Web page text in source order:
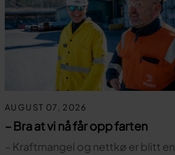
AUGUST 07, 2026
– Bra at vi nå får opp farten
– Kraftmangel og nettkø er blitt en